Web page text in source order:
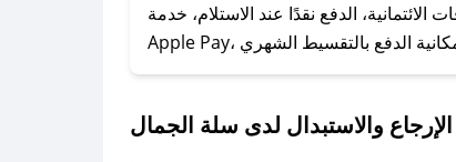
كوبونات وخصومات حصرية، قم بما يلي:
- اضغط على أيقونة متابعة لمتجر سلة الجمال في تطبيق صحصح.
- تابع حسابنا الرسمي على تويتر وقم بتفعيل زر التنبيهات.
الدفع نقدًا عند الاستلام، خدمة
والاستبدال لدى سلة الجمال